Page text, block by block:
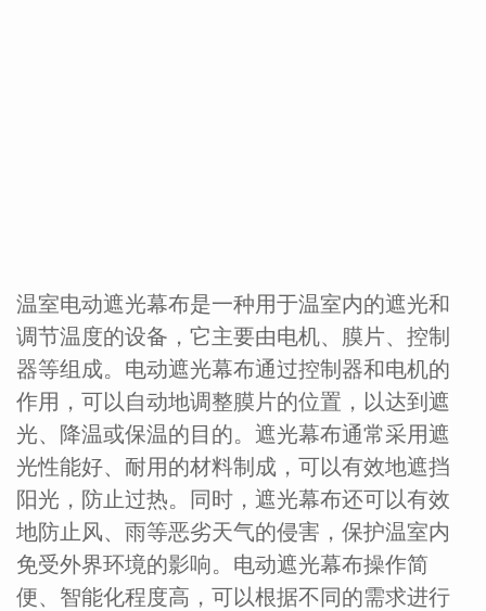
温室电动遮光幕布是一种用于温室内的遮光和
调节温度的设备，它主要由电机、膜片、控制
器等组成。电动遮光幕布通过控制器和电机的
作用，可以自动地调整膜片的位置，以达到遮
光、降温或保温的目的。遮光幕布通常采用遮
光性能好、耐用的材料制成，可以有效地遮挡
阳光，防止过热。同时，遮光幕布还可以有效
地防止风、雨等恶劣天气的侵害，保护温室内
免受外界环境的影响。电动遮光幕布操作简
便、智能化程度高，可以根据不同的需求进行